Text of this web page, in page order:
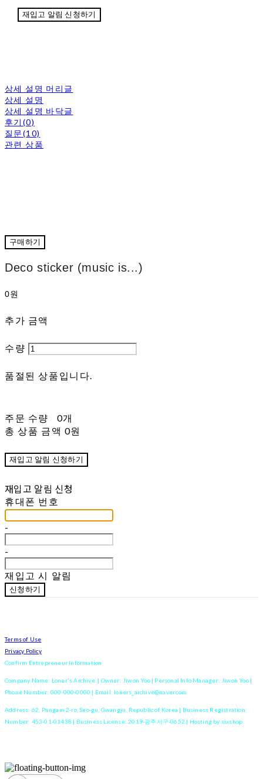
재입고 알림 신청하기
상세 설명 머리글
상세 설명
상세 설명 바닥글
후기(0)
질문(10)
관련 상품
구매하기
Deco sticker (music is...)
0원
추가 금액
수량
품절된 상품입니다.
주문 수량
0개
총 상품 금액 0원
재입고 알림 신청하기
재입고 알림 신청
휴대폰 번호
-
-
재입고 시 알림
신청하기
Terms of Use
Privacy Policy
Confirm Entrepreneur Information
Company Name: Loner's Archive. | Owner: Jiwon Yoo | Personal Info Manager: Jiwon Yoo |
Phone Number: 000-000-0000 | Email: loners_archive@naver.com
Address: 62, Pungam 2-ro, Seo-gu, Gwangju, Republic of Korea | Business Registration
Number: 453-01-01438 | Business License:2019-광주서구-0652 | Hosting by sixshop